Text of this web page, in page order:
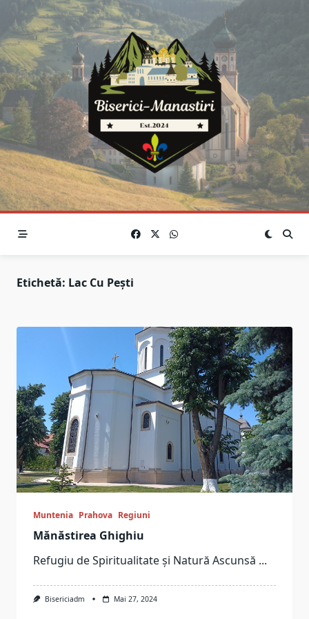
content
Etichetă: Lac Cu Pești
Muntenia Prahova Regiuni
Mănăstirea Ghighiu
Refugiu de Spiritualitate și Natură Ascunsă ...
Bisericiadm Mai 27, 2024